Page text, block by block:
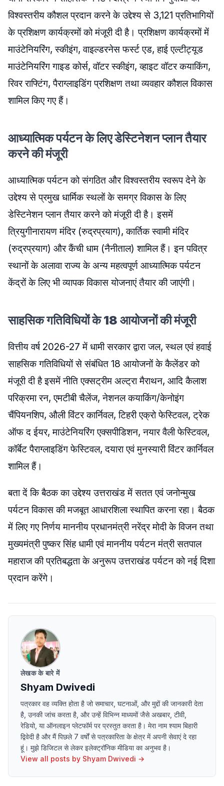
विश्वस्तरीय कौशल प्रदान करने के उद्देश्य से 3,121 प्रतिभागियों
के प्रशिक्षण कार्यक्रमों को मंजूरी दी है। प्रशिक्षण कार्यक्रमों में
माउंटेनियरिंग, स्कीइंग, वाइल्डरनेस फर्स्ट एड, हाई एल्टीट्यूड
माउंटेनियरिंग गाइड कोर्स, वॉटर स्कीइंग, व्हाइट वॉटर कयाकिंग,
रिवर राफ्टिंग, पैराग्लाइडिंग प्रशिक्षण तथा व्यवहार कौशल विकास
शामिल किए गए हैं।
आध्यात्मिक पर्यटन के लिए डेस्टिनेशन प्लान तैयार
करने की मंजूरी
आध्यात्मिक पर्यटन को संगठित और विश्वस्तरीय स्वरूप देने के
उद्देश्य से प्रमुख धार्मिक स्थलों के समग्र विकास के लिए
डेस्टिनेशन प्लान तैयार करने को मंजूरी दी है। इसमें
त्रियुगीनारायण मंदिर (रुद्रप्रयाग), कार्तिक स्वामी मंदिर
(रुद्रप्रयाग) और कैंची धाम (नैनीताल) शामिल हैं। इन पवित्र
स्थानों के अलावा राज्य के अन्य महत्वपूर्ण आध्यात्मिक पर्यटन
केंद्रों के लिए भी व्यापक विकास योजनाएं तैयार की जाएंगी।
साहसिक गतिविधियों के 18 आयोजनों की मंजूरी
वित्तीय वर्ष 2026-27 में धामी सरकार द्वारा जल, स्थल एवं हवाई
साहसिक गतिविधियों से संबंधित 18 आयोजनों के कैलेंडर को
मंजूरी दी है इसमें नीति एक्सट्रीम अल्ट्रा मैराथन, आदि कैलाश
परिक्रमा रन, एमटीबी चैलेंज, नेशनल कयाकिंग/केनोइंग
चैंपियनशिप, औली विंटर कार्निवल, टिहरी एक्रो फेस्टिवल, ट्रेक
ऑफ द ईयर, माउंटेनियरिंग एक्सपीडिशन, नयार वैली फेस्टिवल,
कॉर्बेट पैराग्लाइडिंग फेस्टिवल, दयारा एवं मुनस्यारी विंटर कार्निवल
शामिल हैं।
बता दें कि बैठक का उद्देश्य उत्तराखंड में सतत एवं जनोन्मुख
पर्यटन विकास की मजबूत आधारशिला स्थापित करना रहा। बैठक
में लिए गए निर्णय माननीय प्रधानमंत्री नरेंद्र मोदी के विजन तथा
मुख्यमंत्री पुष्कर सिंह धामी एवं माननीय पर्यटन मंत्री सतपाल
महाराज की प्रतिबद्धता के अनुरूप उत्तराखंड पर्यटन को नई दिशा
प्रदान करेंगे।
लेखक के बारे में
Shyam Dwivedi
पत्रकार वह व्यक्ति होता है जो समाचार, घटनाओं, और मुद्दों की जानकारी देता
है, उनकी जांच करता है, और उन्हें विभिन्न माध्यमों जैसे अखबार, टीवी,
रेडियो, या ऑनलाइन प्लेटफॉर्म पर प्रस्तुत करता है। मेरा नाम श्याम बिहारी
द्विवेदी है और मैं पिछले 7 वर्षों से पत्रकारिता के क्षेत्र में अपनी सेवाएं दे रहा
हूं। मुझे डिजिटल से लेकर इलेक्ट्रॉनिक मीडिया का अनुभव है।
View all posts by Shyam Dwivedi →